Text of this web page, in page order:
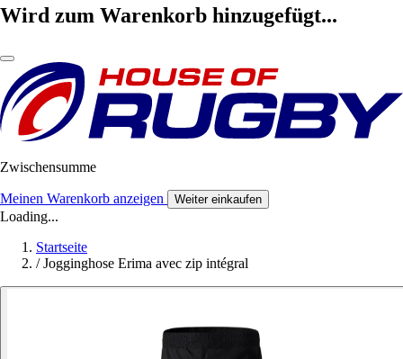
Wird zum Warenkorb hinzugefügt...
Zwischensumme
Meinen Warenkorb anzeigen Weiter einkaufen
Loading...
Startseite
/ Jogginghose Erima avec zip intégral